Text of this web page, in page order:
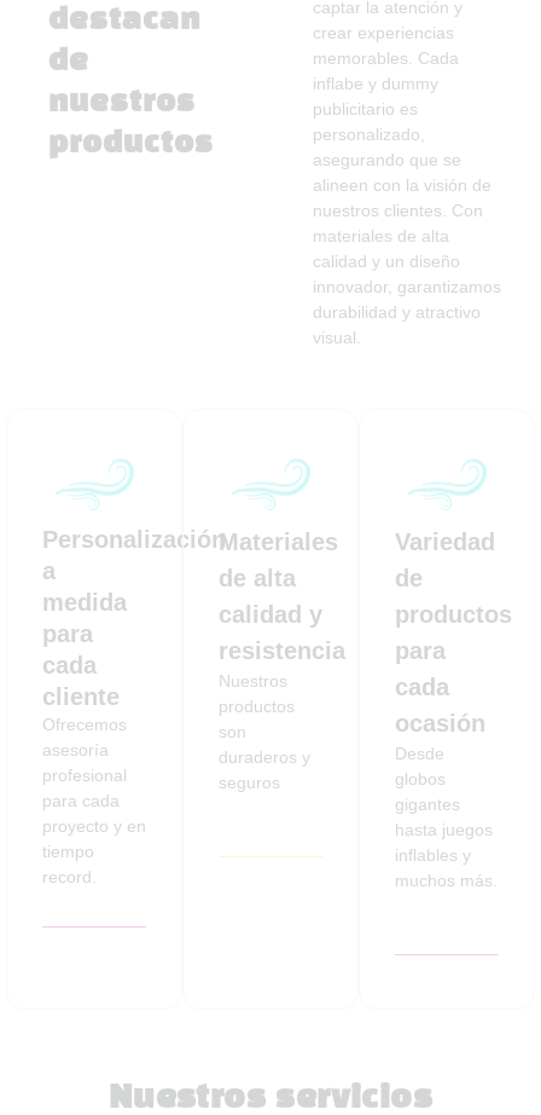
destacan
de
nuestros
productos
captar la atención y
crear experiencias
memorables. Cada
inflabe y dummy
publicitario es
personalizado,
asegurando que se
alineen con la visión de
nuestros clientes. Con
materiales de alta
calidad y un diseño
innovador, garantizamos
durabilidad y atractivo
visual.
Personalización
a
medida
para
cada
cliente
Ofrecemos
asesoría
profesional
para cada
proyecto y en
tiempo
record.
Materiales
de alta
calidad y
resistencia
Nuestros
productos
son
duraderos y
seguros
Variedad
de
productos
para
cada
ocasión
Desde
globos
gigantes
hasta juegos
inflables y
muchos más.
Nuestros servicios